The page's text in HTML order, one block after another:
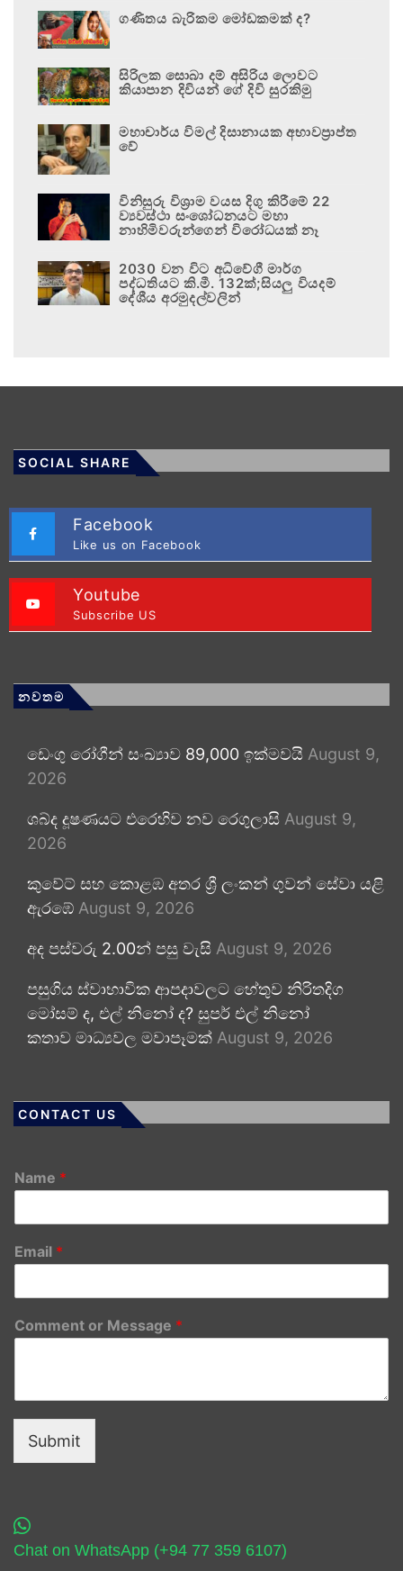
ගණිතය බැරිකම මෝඩකමක් ද?
සිරිලක සොබා දම් අසිරිය ලොවට
කියාපාන දිවියන් ගේ දිවි සුරකිමු
මහාචාර්ය විමල් දිසානායක අභාවප්‍රාප්ත
වේ
විනිසුරු විශ්‍රාම වයස දිගු කිරීමේ 22
ව්‍යවස්ථා සංශෝධනයට මහා
නාහිමිවරුන්ගෙන් විරෝධයක් නෑ
2030 වන විට අධිවේගී මාර්ග
පද්ධතියට කි.මී. 132ක්;සියලු වියදම්
දේශීය අරමුදල්වලින්
SOCIAL SHARE
Facebook
Like us on Facebook
Youtube
Subscribe US
නවතම
ඩෙංගු රෝගීන් සංඛ්‍යාව 89,000 ඉක්මවයි August 9,
2026
ශබ්ද දූෂණයට එරෙහිව නව රෙගුලාසි August 9,
2026
කුවේට් සහ කොළඹ අතර ශ්‍රී ලංකන් ගුවන් සේවා යළි
ඇරඹේ August 9, 2026
අද පස්වරු 2.00න් පසු වැසි August 9, 2026
පසුගිය ස්වාභාවික ආපදාවලට හේතුව නිරිතදිග
මෝසම් ද, එල් නිනෝ ද? සුපර් එල් නිනෝ
කතාව මාධ්‍යවල මවාපෑමක් August 9, 2026
CONTACT US
Name *
Email *
Comment or Message *
Submit
Chat on WhatsApp (+94 77 359 6107)